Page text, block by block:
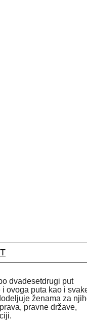
dvadesetdrugi put
ovoga puta kao i
ženama za
pravne države,